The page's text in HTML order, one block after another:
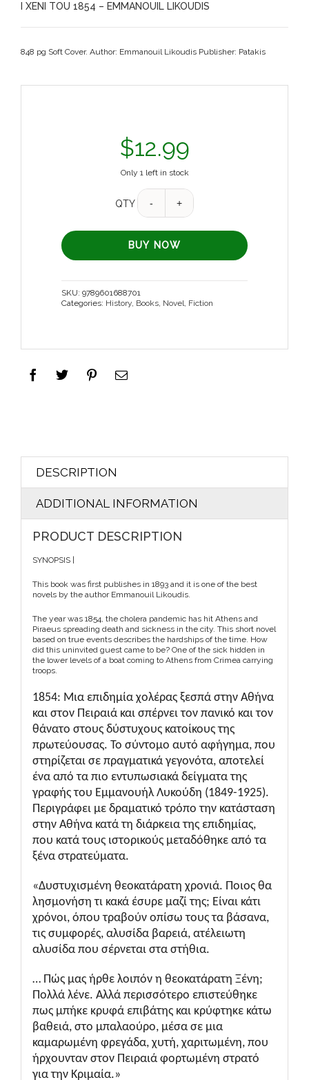
I XENI TOU 1854 – EMMANOUIL LIKOUDIS
848 pg Soft Cover. Author: Emmanouil Likoudis Publisher: Patakis
$12.99
Only 1 left in stock
QTY
BUY NOW
SKU:9789601688701
Categories: History, Books, Novel, Fiction
DESCRIPTION
ADDITIONAL INFORMATION
PRODUCT DESCRIPTION
SYNOPSIS |
This book was first publishes in 1893 and it is one of the best
novels by the author Emmanouil Likoudis.
The year was 1854, the cholera pandemic has hit Athens and
Piraeus spreading death and sickness in the city. This short novel
based on true events describes the hardships of the time. How
did this uninvited guest came to be? One of the sick hidden in
the lower levels of a boat coming to Athens from Crimea carrying
troops.
1854: Μια επιδημία χολέρας ξεσπά στην Αθήνα
και στον Πειραιά και σπέρνει τον πανικό και τον
θάνατο στους δύστυχους κατοίκους της
πρωτεύουσας. Το σύντομο αυτό αφήγημα, που
στηρίζεται σε πραγματικά γεγονότα, αποτελεί
ένα από τα πιο εντυπωσιακά δείγματα της
γραφής του Εμμανουήλ Λυκούδη (1849-1925).
Περιγράφει με δραματικό τρόπο την κατάσταση
στην Αθήνα κατά τη διάρκεια της επιδημίας,
που κατά τους ιστορικούς μεταδόθηκε από τα
ξένα στρατεύματα.
«Δυστυχισμένη θεοκατάρατη χρονιά. Ποιος θα
λησμονήση τι κακά έσυρε μαζί της; Είναι κάτι
χρόνοι, όπου τραβούν οπίσω τους τα βάσανα,
τις συμφορές, αλυσίδα βαρειά, ατέλειωτη
αλυσίδα που σέρνεται στα στήθια.
… Πώς μας ήρθε λοιπόν η θεοκατάρατη Ξένη;
Πολλά λένε. Αλλά περισσότερο επιστεύθηκε
πως μπήκε κρυφά επιβάτης και κρύφτηκε κάτω
βαθειά, στο μπαλαούρο, μέσα σε μια
καμαρωμένη φρεγάδα, χυτή, χαριτωμένη, που
ήρχουνταν στον Πειραιά φορτωμένη στρατό
για την Κριμαία.»